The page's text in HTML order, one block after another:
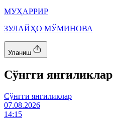
МУҲАРРИР
ЗУЛАЙҲО МЎМИНОВА
Уланиш
Cўнгги янгиликлар
Cўнгги янгиликлар
07.08.2026
14:15